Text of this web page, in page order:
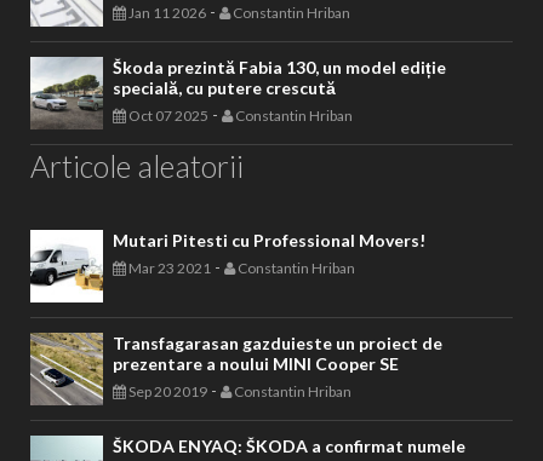
Jan 11 2026 - Constantin Hriban
Škoda prezintă Fabia 130, un model ediție
specială, cu putere crescută
Oct 07 2025 - Constantin Hriban
Articole aleatorii
Mutari Pitesti cu Professional Movers!
Mar 23 2021 - Constantin Hriban
Transfagarasan gazduieste un proiect de
prezentare a noului MINI Cooper SE
Sep 20 2019 - Constantin Hriban
ŠKODA ENYAQ: ŠKODA a confirmat numele